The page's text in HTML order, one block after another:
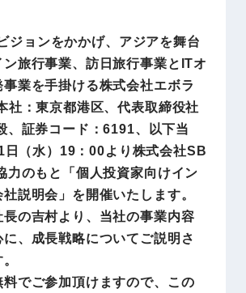
ジョンをかかげ、アジアを舞台
ン旅行事業、訪日旅行事業とITオ
業を手掛ける株式会社エボラ
社：東京都港区、代表取締役社
、証券コード：6191、以下当
日（水）19：00より株式会社SB
力のもと「個人投資家向けイン
説明会」を開催いたします。
の吉村より、当社の事業内容
、成長戦略についてご説明さ
料でご参加頂けますので、この